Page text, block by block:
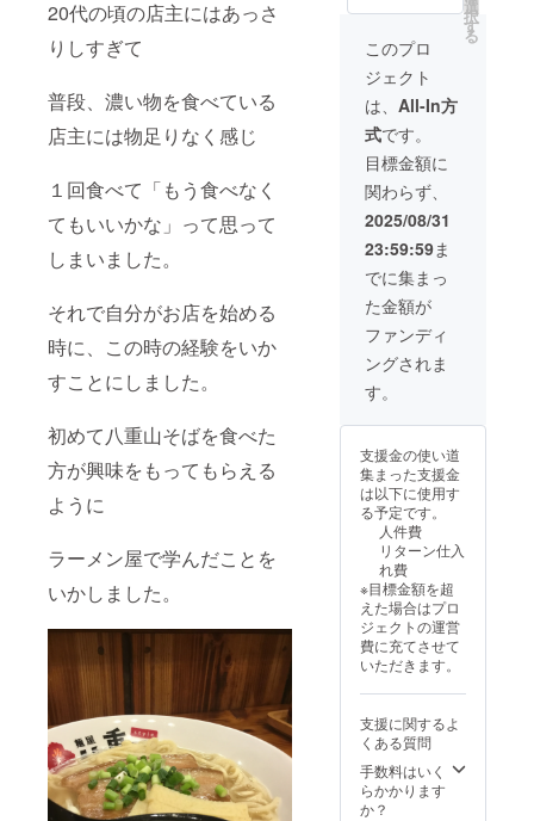
20代の頃の店主にはあっさ
りしすぎて
普段、濃い物を食べている
店主には物足りなく感じ
１回食べて「もう食べなく
てもいいかな」って思って
しまいました。
それで自分がお店を始める
時に、この時の経験をいか
すことにしました。
初めて八重山そばを食べた
方が興味をもってもらえる
ように
ラーメン屋で学んだことを
いかしました。
け商品
ルに表
記され
ます。
商品開
封前に
は必ず
お届け
のリ
ターン
に貼付
された
ラベル
や注意
書きを
ご確認
くださ
い。」
「ご希
どの指
定があ
りまし
たら備
考欄に
ご記載
い」
品の設
合に
は、食
品表示
が必要
です。
掲載時
点で詳
細の記
載が難
しい場
合は以
下の注
意書き
をご記
載くだ
さい。
「原材
料及び
品表示
はお届
け商品
のラベ
ルに表
記され
ます。
商品開
封前に
は必ず
お届け
のリ
ターン
に貼付
された
ラベル
や注意
書きを
ご確認
くださ
味期
造日か
ら冷凍
で１ヶ
月 ・原
主原料
の原産
地： ・
添加物
表示、
アレル
ギー表
示：小
麦粉・
卵・
蟹・海
老 ※
卵＝麺
いない
のです
が卵白
粉入り
の麺を
製麺機
で製造
してい
る為。
※蟹・
海老＝
かまぼ
この材
料の魚
が蟹や
海老を
食べて
いる
為。 ※
加工食
主原料
地： ・
添加物
表示、
アレル
ギー表
示：小
麦粉・
卵・
老 ※
卵＝麺
に卵は
入って
いない
のです
が卵白
製麺機
で製造
してい
る為。
※蟹・
海老＝
かまぼ
この材
料の魚
が蟹や
海老を
食べて
いる
為。 ※
加工食
品の設
定の場
合に
は、食
品表示
Ｃ．麺
１５０
ｇ．三
枚肉３
５ｇ．
かまぼ
こ４
本． ・
保存方
法：冷
凍 ・賞
味期
限：製
造日か
ら冷凍
で１ヶ
月 ・原
材料、
地： ・
添加物
表示、
アレル
ギー表
示：小
麦粉・
卵・
蟹・海
老 ※
卵＝麺
に卵は
入って
いない
のです
粉入り
の麺を
製麺機
で製造
麺）を
選んで
もらい
ますが
連絡
が取れ
ない場
合など
は通常
麺（細
麺・平
麺）
でモリ
ンガ麺
は（細
麺・平
麺）に
させて
頂きま
八重山
スープ
３００
ＣＣ．
麺１５
０ｇ．
肉（レ
トル
ト）３
５ｇ．
かまぼ
こ４
重量：
まぜそ
ば
スープ
９０Ｃ
選
択
す
る
このプロ
ジェクト
は、 All-In方
式です。
目標金額に
関わらず、
2025/08/31
23:59:59ま
でに集まっ
た金額が
ファンディ
ングされま
す。
支援金の使い道
集まった支援金
は以下に使用す
る予定です。
人件費
リターン仕入
れ費
※目標金額を超
えた場合はプロ
ジェクトの運営
費に充てさせて
いただきます。
支援に関するよ
くある質問
手数料はいく
らかかります
か？